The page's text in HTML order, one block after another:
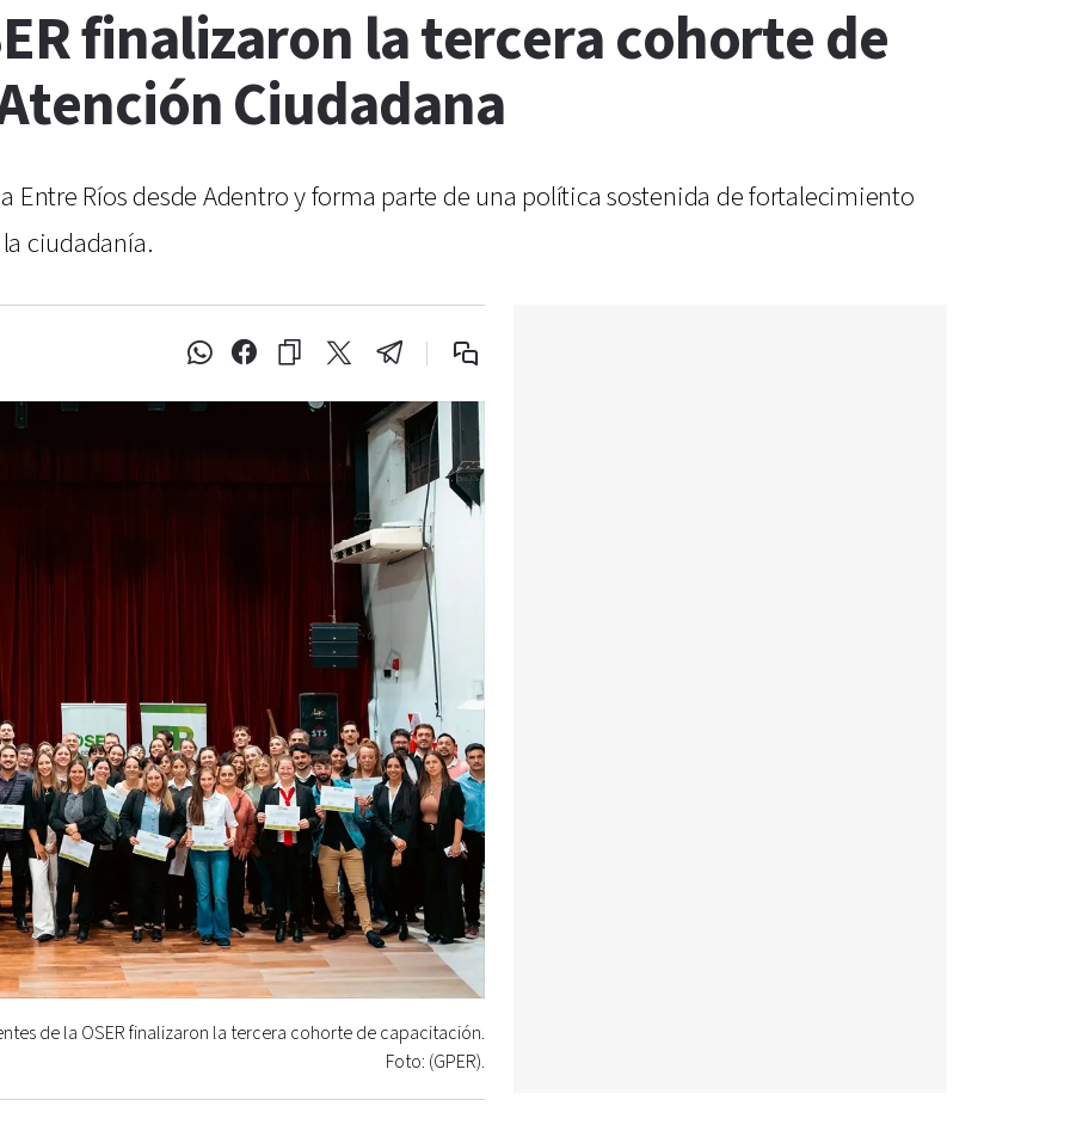
finalizaron la tercera cohorte de
Ciudadana
Entre Ríos desde Adentro y forma parte de una política sostenida de fortalecimiento
ciudadanía.
de la OSER finalizaron la tercera cohorte de capacitación.
Foto: (GPER).